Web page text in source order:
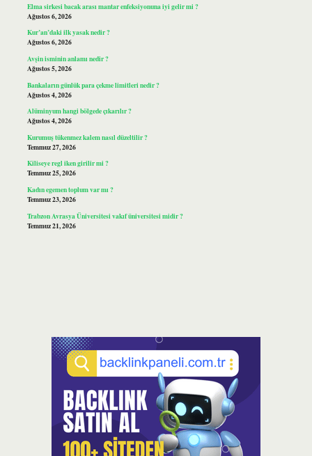
Elma sirkesi bacak arası mantar enfeksiyonuna iyi gelir mi ?
Ağustos 6, 2026
Kur’an’daki ilk yasak nedir ?
Ağustos 6, 2026
Avşin isminin anlamı nedir ?
Ağustos 5, 2026
Bankaların günlük para çekme limitleri nedir ?
Ağustos 4, 2026
Alüminyum hangi bölgede çıkarılır ?
Ağustos 4, 2026
Kurumuş tükenmez kalem nasıl düzeltilir ?
Temmuz 27, 2026
Kiliseye regl iken girilir mi ?
Temmuz 25, 2026
Kadın egemen toplum var mı ?
Temmuz 23, 2026
Trabzon Avrasya Üniversitesi vakıf üniversitesi midir ?
Temmuz 21, 2026